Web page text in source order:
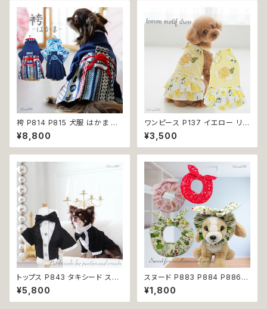
ー ホワイト うさぎ ラビット 祭り
極小 小型 猫 ペット 服 犬服 猫
服 古風 伝統 夏 日本 ギフト プ
レゼント 贈り物 返品交換不可
袴 P814 P815 犬服 はかま 和
柄 和装 ドッグウェア ドッグ ウェ
ア ドッグウエア 犬 猫 服 犬服
猫服 犬の服 猫の服 おしゃれ 小
不可
¥8,800
ワンピース P137 イエロー リボ
ン 夏用 ハンドメイド 夏服 おし
ゃれ かわいい ガーリー キュート
レモン lemon 黄色 チェック フ
dog 服 ドッグウェア 犬 猫 犬服
猫服 ペット 洋服 小型犬 ワンち
ゃん 夏 サマー 返品交換不可
¥3,500
トップス P843 タキシード スー
ツ フォーマル 燕尾服 蝶ネクタ
イ ドッグウェア 犬 猫 ペット 服
犬服 猫服 犬の服 猫の服 おしゃ
¥5,800
スヌード P883 P884 P886
カチューシャ 耳カバー ピンク レ
ッド グリーン りぼん ドッグウェ
ア ドッグ ウェア ドッグウエア 犬
¥1,800